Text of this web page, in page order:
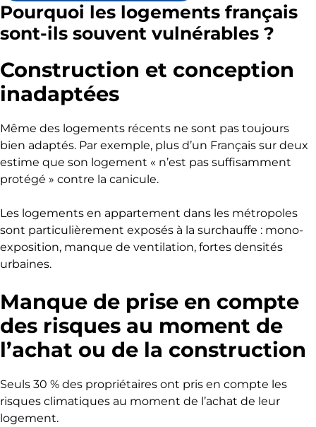
Pourquoi les logements français
sont-ils souvent vulnérables ?
Construction et conception
inadaptées
Même des logements récents ne sont pas toujours
bien adaptés. Par exemple, plus d’un Français sur deux
estime que son logement « n’est pas suffisamment
protégé » contre la canicule.
Les logements en appartement dans les métropoles
sont particulièrement exposés à la surchauffe : mono-
exposition, manque de ventilation, fortes densités
urbaines.
Manque de prise en compte
des risques au moment de
l’achat ou de la construction
Seuls 30 % des propriétaires ont pris en compte les
risques climatiques au moment de l’achat de leur
logement.